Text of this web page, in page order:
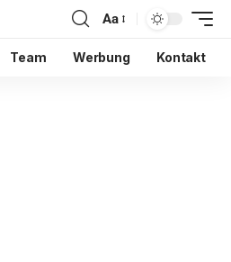
Aa
Team Werbung Kontakt